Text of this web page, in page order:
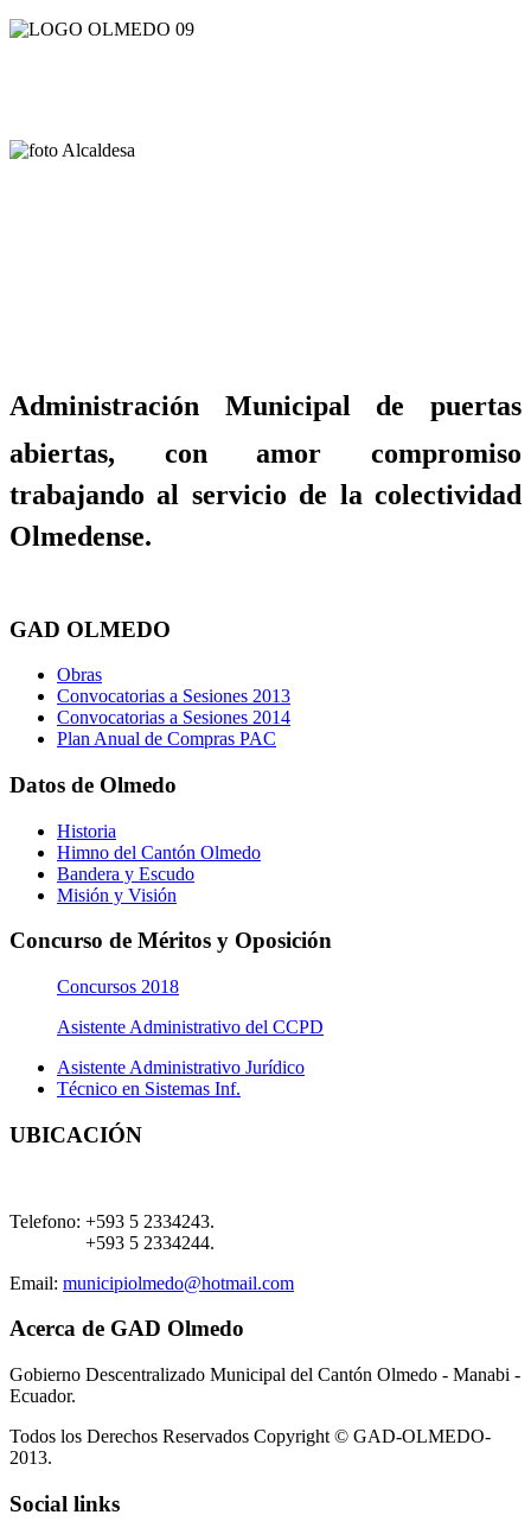
Administración Municipal de puertas
abiertas, con amor compromiso
trabajando al servicio de la colectividad
Olmedense.
GAD OLMEDO
Obras
Convocatorias a Sesiones 2013
Convocatorias a Sesiones 2014
Plan Anual de Compras PAC
Datos de Olmedo
Historia
Himno del Cantón Olmedo
Bandera y Escudo
Misión y Visión
Concurso de Méritos y Oposición
Concursos 2018
Asistente Administrativo del CCPD
Asistente Administrativo Jurídico
Técnico en Sistemas Inf.
UBICACIÓN
Telefono: +593 5 2334243.
+593 5 2334244.
Email: municipiolmedo@hotmail.com
Acerca de GAD Olmedo
Gobierno Descentralizado Municipal del Cantón Olmedo - Manabi -
Ecuador.
Todos los Derechos Reservados Copyright © GAD-OLMEDO-
2013.
Social links